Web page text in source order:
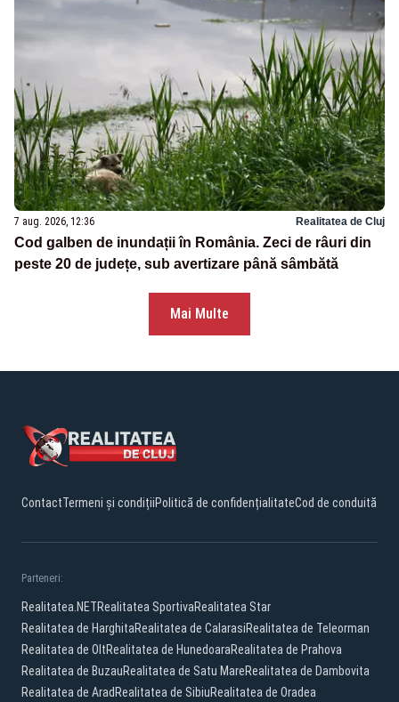
7 aug. 2026, 12:36 Realitatea de Cluj
Cod galben de inundații în România. Zeci de râuri din
peste 20 de județe, sub avertizare până sâmbătă
Mai Multe
ContactTermeni și condițiiPolitică de confidențialitateCod de conduită
Parteneri:
Realitatea.NETRealitatea SportivaRealitatea Star
Realitatea de HarghitaRealitatea de CalarasiRealitatea de Teleorman
Realitatea de OltRealitatea de HunedoaraRealitatea de Prahova
Realitatea de BuzauRealitatea de Satu MareRealitatea de Dambovita
Realitatea de Arad Realitatea de SibiuRealitatea de Oradea